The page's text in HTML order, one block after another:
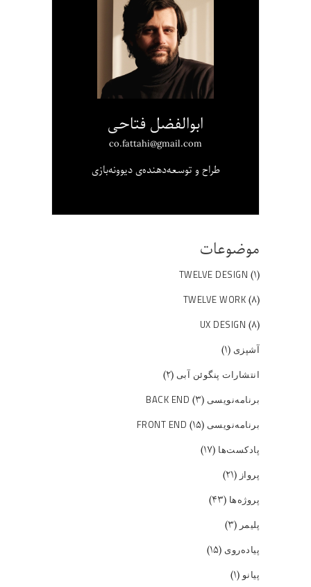
ابوالفضل فتاحی
co.fattahi@gmail.com
طراح و توسعه‌دهنده‌ی دیوونه‌بازی
موضوعات
TWELVE DESIGN (۱)
TWELVE WORK (۸)
UX DESIGN (۸)
آشپزی (۱)
انتشارات پنگوئن آبی (۲)
برنامه‌نویسی BACK END (۳)
برنامه‌نویسی FRONT END (۱۵)
پادکست‌ها (۱۷)
پرواز (۲۱)
پروژه‌ها (۴۳)
پلیمر (۳)
پیاده‌روی (۱۵)
پیانو(۱)